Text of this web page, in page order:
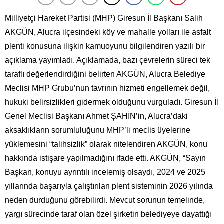
Milliyetçi Hareket Partisi (MHP) Giresun İl Başkanı Salih
AKGÜN, Alucra ilçesindeki köy ve mahalle yolları ile asfalt
plenti konusuna ilişkin kamuoyunu bilgilendiren yazılı bir
açıklama yayımladı. Açıklamada, bazı çevrelerin süreci tek
taraflı değerlendirdiğini belirten AKGÜN, Alucra Belediye
Meclisi MHP Grubu’nun tavrının hizmeti engellemek değil,
hukuki belirsizlikleri gidermek olduğunu vurguladı. Giresun İl
Genel Meclisi Başkanı Ahmet ŞAHİN’in, Alucra’daki
aksaklıkların sorumluluğunu MHP’li meclis üyelerine
yüklemesini “talihsizlik” olarak nitelendiren AKGÜN, konu
hakkında istişare yapılmadığını ifade etti. AKGÜN, “Sayın
Başkan, konuyu ayrıntılı incelemiş olsaydı, 2024 ve 2025
yıllarında başarıyla çalıştırılan plent sisteminin 2026 yılında
neden durduğunu görebilirdi. Mevcut sorunun temelinde,
yargı sürecinde taraf olan özel şirketin belediyeye dayattığı